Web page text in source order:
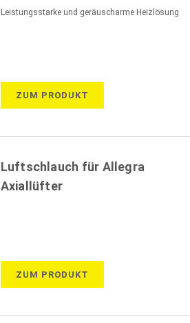
Leistungsstarke und geräuscharme Heizlösung
ZUM PRODUKT
Luftschlauch für Allegra
Axiallüfter
ZUM PRODUKT